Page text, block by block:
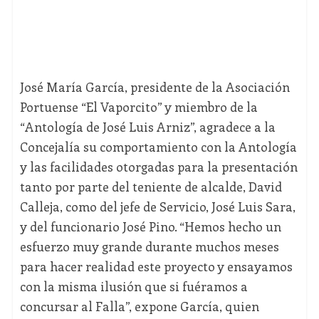
José María García, presidente de la Asociación
Portuense “El Vaporcito” y miembro de la
“Antología de José Luis Arniz”, agradece a la
Concejalía su comportamiento con la Antología
y las facilidades otorgadas para la presentación
tanto por parte del teniente de alcalde, David
Calleja, como del jefe de Servicio, José Luis Sara,
y del funcionario José Pino. “Hemos hecho un
esfuerzo muy grande durante muchos meses
para hacer realidad este proyecto y ensayamos
con la misma ilusión que si fuéramos a
concursar al Falla”, expone García, quien